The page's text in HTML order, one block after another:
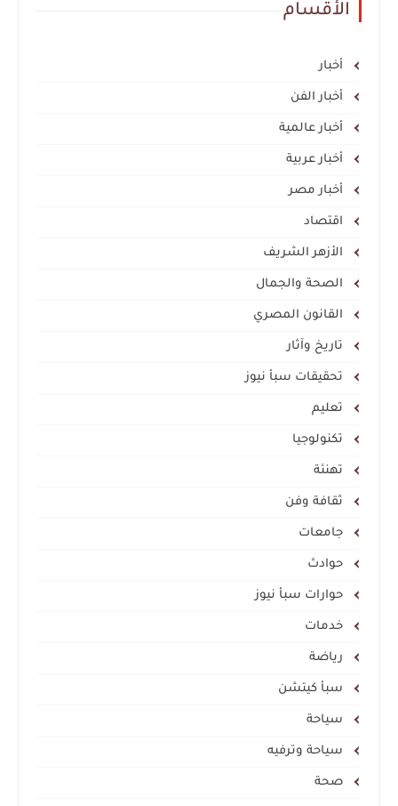
الأقسام
أخبار
أخبار الفن
أخبار عالمية
أخبار عربية
أخبار مصر
اقتصاد
الأزهر الشريف
الصحة والجمال
القانون المصري
تاريخ وآثار
تحقيقات سبأ نيوز
تعليم
تكنولوجيا
تهنئة
ثقافة وفن
جامعات
حوادث
حوارات سبأ نيوز
خدمات
رياضة
سبأ كيتشن
سياحة
سياحة وترفيه
صحة